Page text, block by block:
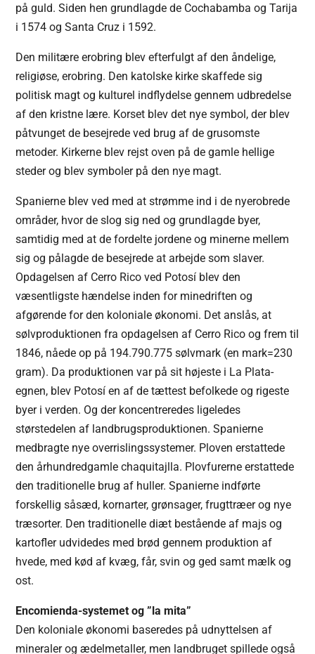
på guld. Siden hen grundlagde de Cochabamba og Tarija
i 1574 og Santa Cruz i 1592.
Den militære erobring blev efterfulgt af den åndelige,
religiøse, erobring. Den katolske kirke skaffede sig
politisk magt og kulturel indflydelse gennem udbredelse
af den kristne lære. Korset blev det nye symbol, der blev
påtvunget de besejrede ved brug af de grusomste
metoder. Kirkerne blev rejst oven på de gamle hellige
steder og blev symboler på den nye magt.
Spanierne blev ved med at strømme ind i de nyerobrede
områder, hvor de slog sig ned og grundlagde byer,
samtidig med at de fordelte jordene og minerne mellem
sig og pålagde de besejrede at arbejde som slaver.
Opdagelsen af Cerro Rico ved Potosí blev den
væsentligste hændelse inden for minedriften og
afgørende for den koloniale økonomi. Det anslås, at
sølvproduktionen fra opdagelsen af Cerro Rico og frem til
1846, nåede op på 194.790.775 sølvmark (en mark=230
gram). Da produktionen var på sit højeste i La Plata-
egnen, blev Potosí en af de tættest befolkede og rigeste
byer i verden. Og der koncentreredes ligeledes
størstedelen af landbrugsproduktionen. Spanierne
medbragte nye overrislingssystemer. Ploven erstattede
den århundredgamle chaquitajlla. Plovfurerne erstattede
den traditionelle brug af huller. Spanierne indførte
forskellig såsæd, kornarter, grønsager, frugttræer og nye
træsorter. Den traditionelle diæt bestående af majs og
kartofler udvidedes med brød gennem produktion af
hvede, med kød af kvæg, får, svin og ged samt mælk og
ost.
Encomienda-systemet og ”la mita”
Den koloniale økonomi baseredes på udnyttelsen af
mineraler og ædelmetaller, men landbruget spillede også